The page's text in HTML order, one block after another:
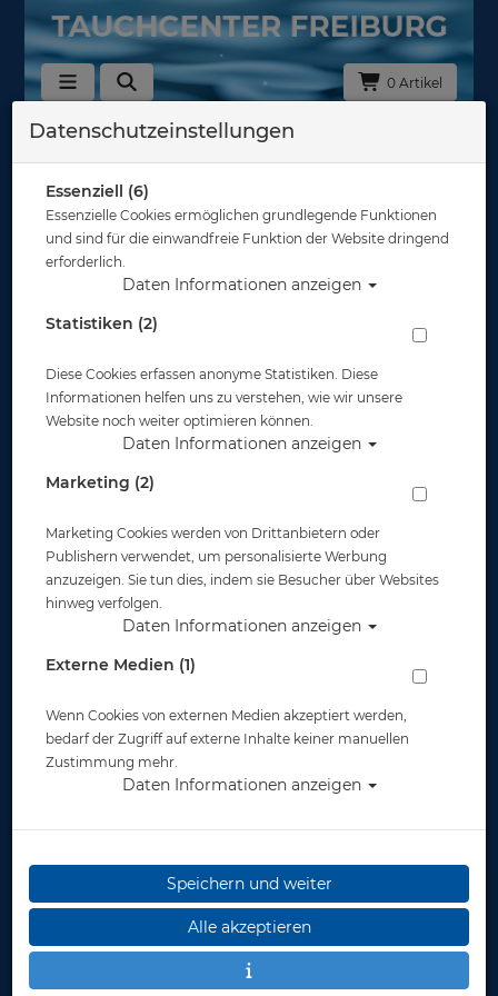
0 Artikel
Lavacore
In dieser Ansicht sind keine Produkte verfügbar
Gut abgesichert?
Informationen
Zahlungsmöglichkeiten
Widerruf
* inkl. MwSt.zzgl. Versandkosten
Datenschutzeinstellungen
Essenziell (6)
Essenzielle Cookies ermöglichen grundlegende Funktionen
und sind für die einwandfreie Funktion der Website dringend
erforderlich.
Daten Informationen anzeigen
Statistiken (2)
Diese Cookies erfassen anonyme Statistiken. Diese
Informationen helfen uns zu verstehen, wie wir unsere
Website noch weiter optimieren können.
Daten Informationen anzeigen
Marketing (2)
Marketing Cookies werden von Drittanbietern oder
Publishern verwendet, um personalisierte Werbung
anzuzeigen. Sie tun dies, indem sie Besucher über Websites
hinweg verfolgen.
Daten Informationen anzeigen
Externe Medien (1)
Wenn Cookies von externen Medien akzeptiert werden,
bedarf der Zugriff auf externe Inhalte keiner manuellen
Zustimmung mehr.
Daten Informationen anzeigen
Speichern und weiter
Alle akzeptieren